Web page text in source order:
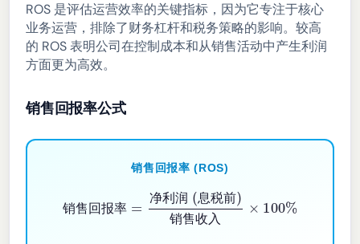
ROS 是评估运营效率的关键指标，因为它专注于核心
业务运营，排除了财务杠杆和税务策略的影响。较高
的 ROS 表明公司在控制成本和从销售活动中产生利润
方面更为高效。
销售回报率公式
销售回报率 (ROS)
销 售 回 报率
净利 润 息税 前
销 售 收 入
净利润 (息税前)
×100 %